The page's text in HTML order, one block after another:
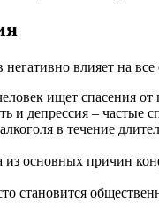
влияет на
ищет спасения
и депрессия –
в течение
основных причин
становится